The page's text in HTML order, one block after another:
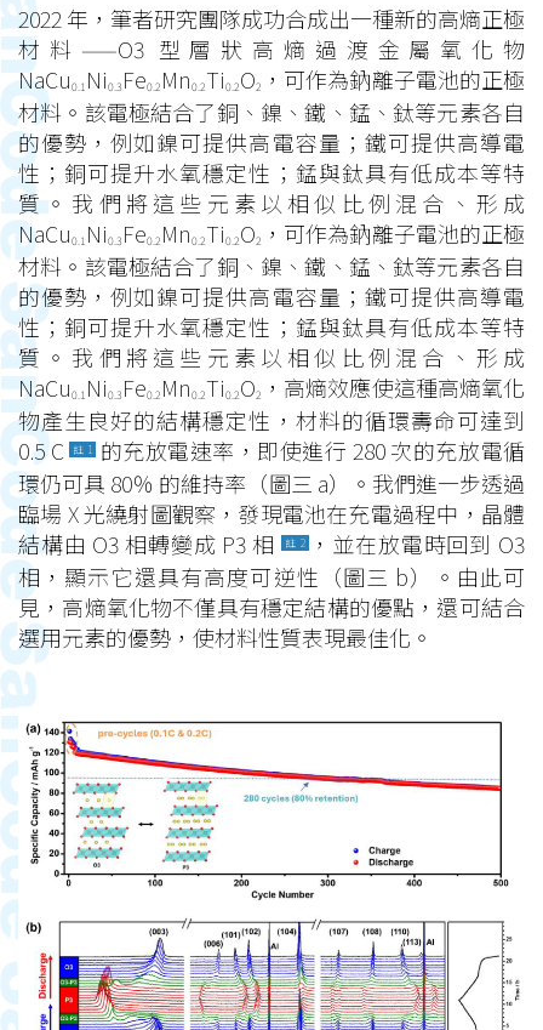
2022 年，筆者研究團隊成功合成出一種新的高熵正極
材料——O3 型層狀高熵過渡金屬氧化物
NaCu0.1 Ni0.3Fe0.2 Mn0.2Ti0.2O2
，可作為鈉離子電池的正極
材料。該電極結合了銅、鎳、鐵、錳、鈦等元素各自
的優勢，例如鎳可提供高電容量；鐵可提供高導電
性；銅可提升水氧穩定性；錳與鈦具有低成本等特
質。我們將這些元素以相似比例混合、形成
NaCu0.1 Ni0.3Fe0.2 Mn0.2Ti0.2O2
，可作為鈉離子電池的正極
材料。該電極結合了銅、鎳、鐵、錳、鈦等元素各自
的優勢，例如鎳可提供高電容量；鐵可提供高導電
性；銅可提升水氧穩定性；錳與鈦具有低成本等特
質。我們將這些元素以相似比例混合、形成
NaCu0.1 Ni0.3Fe0.2 Mn0.2Ti0.2O2
，高熵效應使這種高熵氧化
物產生良好的結構穩定性，材料的循環壽命可達到
0.5 C 註 1
的充放電速率，即使進行 280 次的充放電循
環仍可具 80％ 的維持率（圖三 a）。我們進一步透過
臨場 X 光繞射圖觀察，發現電池在充電過程中，晶體
結構由 O3 相轉變成 P3 相
註 2
，並在放電時回到 O3
相，顯示它還具有高度可逆性（圖三 b）。由此可
見，高熵氧化物不僅具有穩定結構的優點，還可結合
選用元素的優勢，使材料性質表現最佳化。